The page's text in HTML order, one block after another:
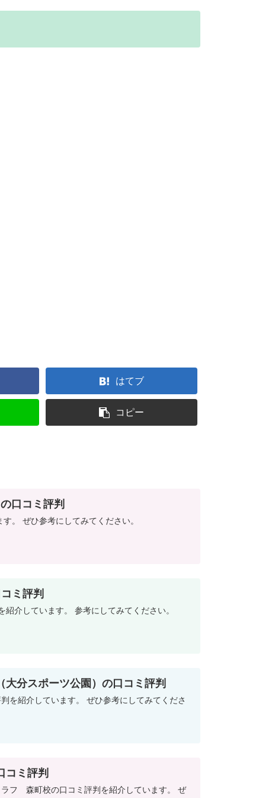
はてブ
コピー
口コミ評判
。 ぜひ参考にしてみてください。
ミ評判
介しています。 参考にしてみてください。
分スポーツ公園）の口コミ評判
を紹介しています。 ぜひ参考にしてみてくださ
ミ評判
フ 森町校の口コミ評判を紹介しています。 ぜ